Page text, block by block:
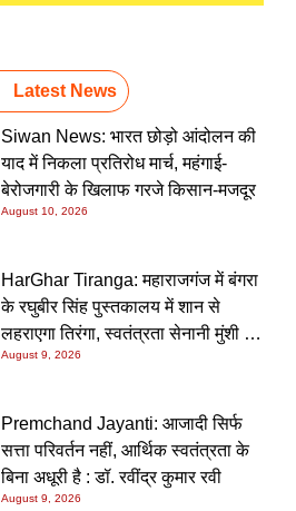
Latest News
Siwan News: भारत छोड़ो आंदोलन की
याद में निकला प्रतिरोध मार्च, महंगाई-
बेरोजगारी के खिलाफ गरजे किसान-मजदूर
August 10, 2026
HarGhar Tiranga: महाराजगंज में बंगरा
के रघुबीर सिंह पुस्तकालय में शान से
लहराएगा तिरंगा, स्वतंत्रता सेनानी मुंशी सिंह
होंगे मुख्य अतिथि
August 9, 2026
Premchand Jayanti: आजादी सिर्फ
सत्ता परिवर्तन नहीं, आर्थिक स्वतंत्रता के
बिना अधूरी है : डॉ. रवींद्र कुमार रवी
August 9, 2026